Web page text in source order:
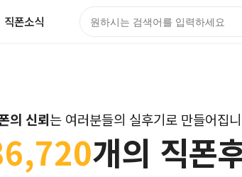
직폰소식
의 신뢰는 여러분들의 실후기로 만들어집
개의 직폰